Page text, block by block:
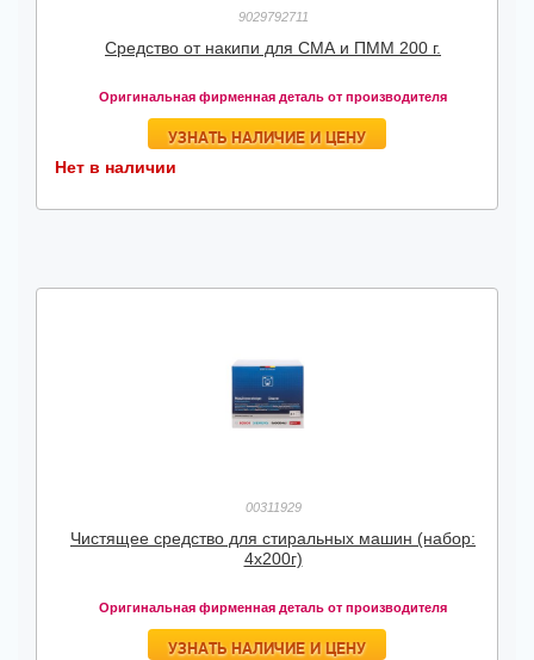
9029792711
Средство от накипи для СМА и ПММ 200 г.
Оригинальная фирменная деталь от производителя
УЗНАТЬ НАЛИЧИЕ И ЦЕНУ
Нет в наличии
00311929
Чистящее средство для стиральных машин (набор:
4х200г)
Оригинальная фирменная деталь от производителя
УЗНАТЬ НАЛИЧИЕ И ЦЕНУ